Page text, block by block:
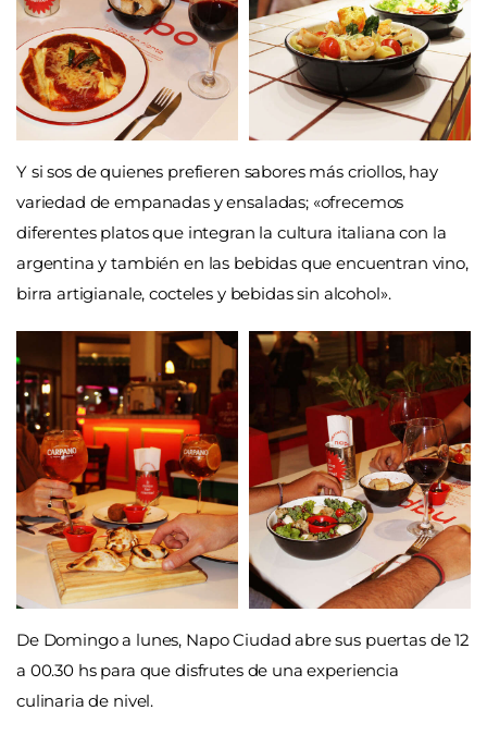
Y si sos de quienes prefieren sabores más criollos, hay
variedad de empanadas y ensaladas; «ofrecemos
diferentes platos que integran la cultura italiana con la
argentina y también en las bebidas que encuentran vino,
birra artigianale, cocteles y bebidas sin alcohol».
De Domingo a lunes, Napo Ciudad abre sus puertas de 12
a 00.30 hs para que disfrutes de una experiencia
culinaria de nivel.